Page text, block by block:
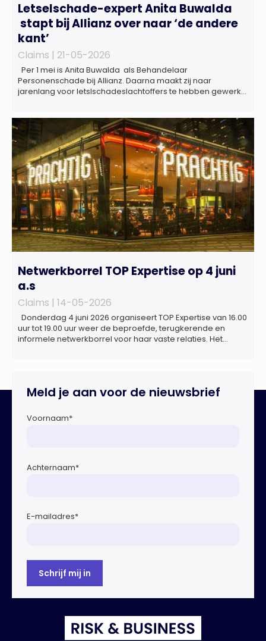
Letselschade-expert Anita Buwalda
stapt bij Allianz over naar ‘de andere
kant’
Claims | 21-05-2026
Per 1 mei is Anita Buwalda als Behandelaar
Personenschade bij Allianz. Daarna maakt zij naar
jarenlang voor letslschadeslachtoffers te hebben gewerkt
naam van Buwalda Letselschade, waarin zij onder meer
werkzaam was voor ZLM, Ard Korevaar Personenschade,
Overtoom […]
Netwerkborrel TOP Expertise op 4 juni
a.s
Claims | 14-05-2026
Donderdag 4 juni 2026 organiseert TOP Expertise van 16.00
uur tot 19.00 uur weer de beproefde, terugkerende en
informele netwerkborrel voor haar vaste relaties. Het
Meld je aan voor de nieuwsbrief
Voornaam*
Achternaam*
E-mailadres*